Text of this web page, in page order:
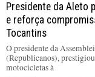
Presidente da Aleto
e reforça
Tocantins
O presidente da
(Republicanos),
motocicletas à